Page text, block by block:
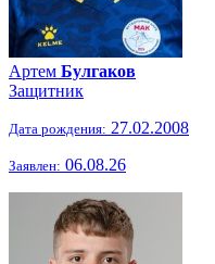
Артем Булгаков
Защитник
Дата рождения: 27.02.2008
Заявлен: 06.08.26